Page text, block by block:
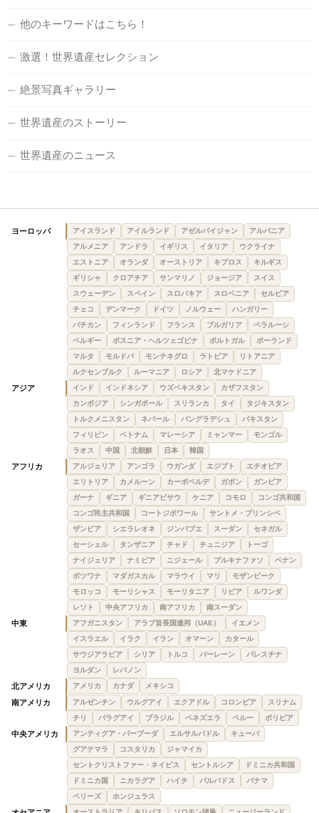
他のキーワードはこちら！
激選！世界遺産セレクション
絶景写真ギャラリー
世界遺産のストーリー
世界遺産のニュース
ヨーロッパ アイスランド アイルランド アゼルバイジャン
アルバニア
アルメニア
アンドラ イギリス イタリア
ウクライナ
エストニア
オランダ オーストリア キプロス
キルギス
ギリシャ
クロアチア サンマリノ ジョージア
スイス
スウェーデン
スペイン スロバキア スロベニア
セルビア
チェコ
デンマーク ドイツ ノルウェー
ハンガリー
バチカン
フィンランド フランス ブルガリア
ベラルーシ
ベルギー
ボスニア・ヘルツェゴビナ ポルトガル
ポーランド
マルタ
モルドバ モンテネグロ ラトビア
リトアニア
ルクセンブルク
ルーマニア ロシア 北マケドニア
アジア インド インドネシア ウズベキスタン
カザフスタン
カンボジア
シンガポール スリランカ タイ
タジキスタン
トルクメニスタン
ネパール バングラデシュ
パキスタン
フィリピン
ベトナム マレーシア ミャンマー
モンゴル
ラオス
中国 北朝鮮 日本 韓国
アフリカ アルジェリア アンゴラ ウガンダ エジプト
エチオピア
エリトリア
カメルーン カーボベルデ ガボン
ガンビア
ガーナ
ギニア ギニアビサウ ケニア コモロ
コンゴ共和国
コンゴ民主共和国
コートジボワール
サントメ・プリンシペ
ザンビア
シエラレオネ ジンバブエ スーダン
セネガル
セーシェル
タンザニア チャド チュニジア
トーゴ
ナイジェリア
ナミビア ニジェール ブルキナファソ
ベナン
ボツワナ
マダガスカル マラウイ マリ
モザンビーク
モロッコ
モーリシャス モーリタニア リビア
ルワンダ
レソト
中央アフリカ 南アフリカ 南スーダン
中東 アフガニスタン アラブ首長国連邦（UAE）
イエメン
イスラエル
イラク イラン オマーン
カタール
サウジアラビア
シリア トルコ バーレーン
パレスチナ
ヨルダン
レバノン
北アメリカ アメリカ カナダ メキシコ
南アメリカ アルゼンチン ウルグアイ エクアドル コロンビア
スリナム
チリ
パラグアイ ブラジル ベネズエラ ペルー ボリビア
中央アメリカ アンティグア・バーブーダ エルサルバドル
キューバ
グアテマラ
コスタリカ
ジャマイカ
セントクリストファー・ネイビス
セントルシア
ドミニカ共和国
ドミニカ国
ニカラグア ハイチ バルバドス
パナマ
ベリーズ
ホンジュラス